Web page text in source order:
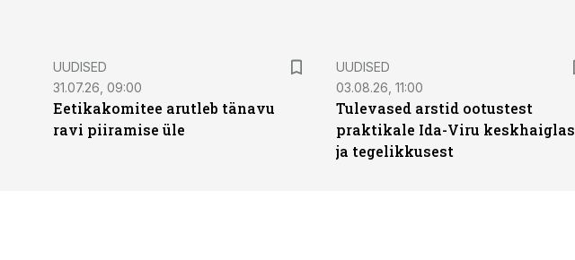
UUDISED
31.07.26, 09:00
Eetikakomitee arutleb tänavu
ravi piiramise üle
UUDISED
03.08.26, 11:00
Tulevased arstid ootustest
praktikale Ida-Viru keskhaiglas
ja tegelikkusest